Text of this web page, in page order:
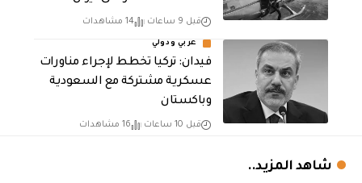
قبل 9 ساعات 14 مشاهدات
عربي ودولي
فيدان: تركيا تخطط لإجراء مناورات
عسكرية مشتركة مع السعودية
وباكستان
قبل 10 ساعات 16 مشاهدات
شاهد المزيد..